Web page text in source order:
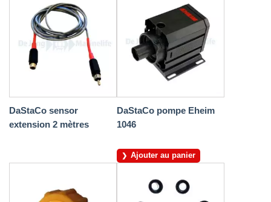
DaStaCo sensor
extension 2 mètres
DaStaCo pompe Eheim
1046
Ajouter au panier